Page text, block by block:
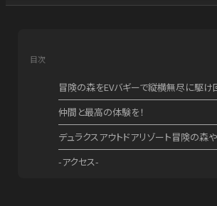
目次
冒険の森をEVバギーで縦横無尽に駆け
仲間と最高の体験を！
デュラクスアウトドアリゾート冒険の森
-アクセス-